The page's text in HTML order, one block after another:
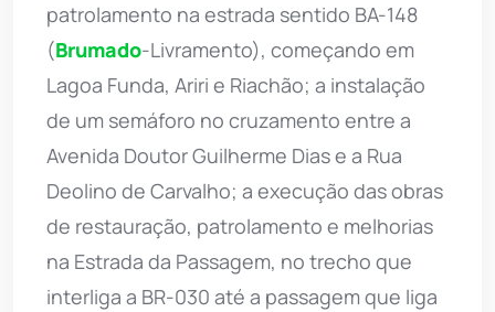
patrolamento na estrada sentido BA-148
(Brumado-Livramento), começando em
Lagoa Funda, Ariri e Riachão; a instalação
de um semáforo no cruzamento entre a
Avenida Doutor Guilherme Dias e a Rua
Deolino de Carvalho; a execução das obras
de restauração, patrolamento e melhorias
na Estrada da Passagem, no trecho que
interliga a BR-030 até a passagem que liga